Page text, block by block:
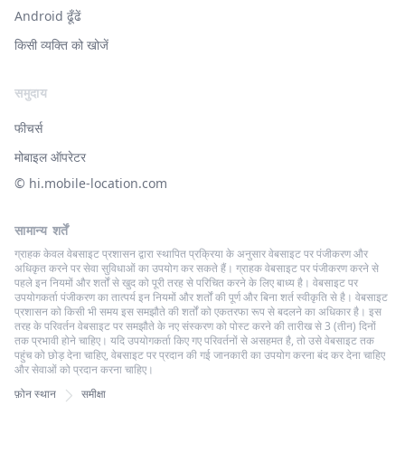
Android ढूँढें
किसी व्यक्ति को खोजें
समुदाय
फीचर्स
मोबाइल ऑपरेटर
© ‌hi.mobile-location.com
सामान्य शर्तें
ग्राहक केवल वेबसाइट प्रशासन द्वारा स्थापित प्रक्रिया के अनुसार वेबसाइट पर पंजीकरण और
अधिकृत करने पर सेवा सुविधाओं का उपयोग कर सकते हैं। ग्राहक वेबसाइट पर पंजीकरण करने से
पहले इन नियमों और शर्तों से खुद को पूरी तरह से परिचित करने के लिए बाध्य है। वेबसाइट पर
उपयोगकर्ता पंजीकरण का तात्पर्य इन नियमों और शर्तों की पूर्ण और बिना शर्त स्वीकृति से है। वेबसाइट
प्रशासन को किसी भी समय इस समझौते की शर्तों को एकतरफा रूप से बदलने का अधिकार है। इस
तरह के परिवर्तन वेबसाइट पर समझौते के नए संस्करण को पोस्ट करने की तारीख से 3 (तीन) दिनों
तक प्रभावी होने चाहिए। यदि उपयोगकर्ता किए गए परिवर्तनों से असहमत है, तो उसे वेबसाइट तक
पहुंच को छोड़ देना चाहिए, वेबसाइट पर प्रदान की गई जानकारी का उपयोग करना बंद कर देना चाहिए
और सेवाओं को प्रदान करना चाहिए।
फ़ोन स्थान
समीक्षा